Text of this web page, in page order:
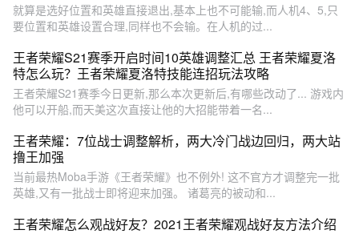
就算是选好位置和英雄直接退出,基本上也不可能输,而人机4、5,只
要位置和英雄设置合理,同样也不会输。在人机的过...
王者荣耀S21赛季开启时间10英雄调整汇总 王者荣耀夏洛
特怎么玩？王者荣耀夏洛特技能连招玩法攻略
王者荣耀S21赛季今日更新,那么本次更新后,有哪些改动了... 游戏内
他可以开船,而天美这次直接让他的大招能带着一名...
王者荣耀：7位战士调整解析，两大冷门战边回归，两大站
撸王加强
当前最热Moba手游《王者荣耀》也不例外! 这不官方才调整完一批
英雄,又有一批战士即将迎来加强。 诸葛亮的被动和...
王者荣耀怎么观战好友？2021王者荣耀观战好友方法介绍